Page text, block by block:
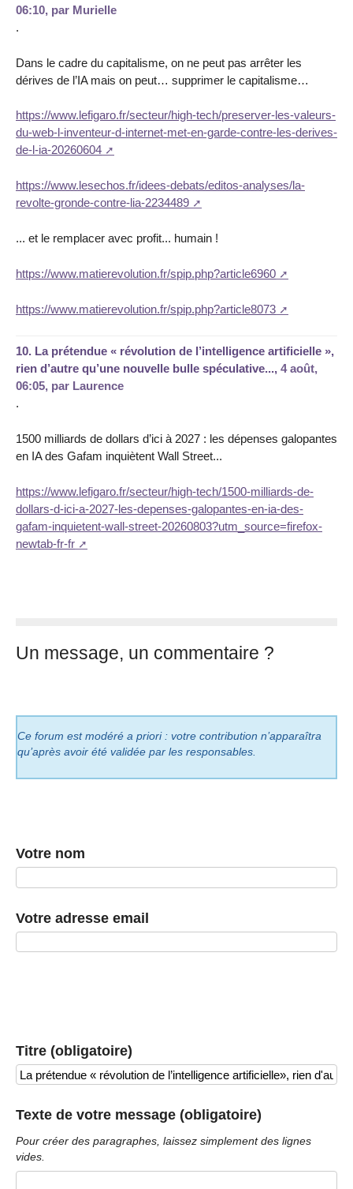
06:10, par Murielle
.
Dans le cadre du capitalisme, on ne peut pas arrêter les
dérives de l’IA mais on peut… supprimer le capitalisme…
https://www.lefigaro.fr/secteur/high-tech/preserver-les-valeurs-
du-web-l-inventeur-d-internet-met-en-garde-contre-les-derives-
de-l-ia-20260604
https://www.lesechos.fr/idees-debats/editos-analyses/la-
revolte-gronde-contre-lia-2234489
... et le remplacer avec profit... humain !
https://www.matierevolution.fr/spip.php?article6960
https://www.matierevolution.fr/spip.php?article8073
10. La prétendue « révolution de l’intelligence artificielle »,
rien d’autre qu’une nouvelle bulle spéculative..., 4 août,
06:05, par Laurence
.
1500 milliards de dollars d’ici à 2027 : les dépenses galopantes
en IA des Gafam inquiètent Wall Street...
https://www.lefigaro.fr/secteur/high-tech/1500-milliards-de-
dollars-d-ici-a-2027-les-depenses-galopantes-en-ia-des-
gafam-inquietent-wall-street-20260803?utm_source=firefox-
newtab-fr-fr
Un message, un commentaire ?
Ce forum est modéré a priori : votre contribution n’apparaîtra
qu’après avoir été validée par les responsables.
Votre nom
Votre adresse email
Titre (obligatoire)
Texte de votre message (obligatoire)
Pour créer des paragraphes, laissez simplement des lignes
vides.